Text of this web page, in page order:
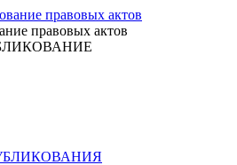
правовых актов